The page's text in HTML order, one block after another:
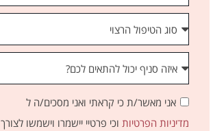
אני מאשר/ת כי קראתי ואני מסכים/ה ל
מדיניות הפרטיות וכי פרטיי יישמרו וישמשו לצורך